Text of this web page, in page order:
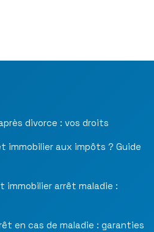
divorce : vos droits
immobilier aux impôts ? Guide
immobilier arrêt maladie :
en cas de maladie : garanties